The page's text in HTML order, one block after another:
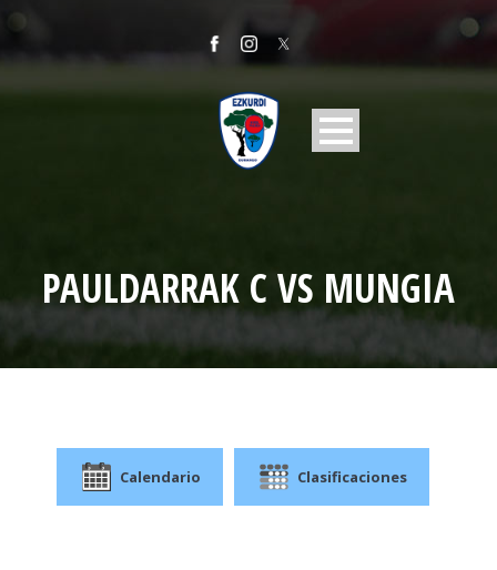
PAULDARRAK C VS MUNGIA
Calendario Clasificaciones